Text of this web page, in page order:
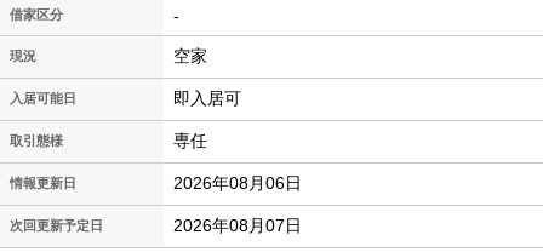
借家区分 -
現況 空家
入居可能日 即入居可
取引態様 専任
情報更新日 2026年08月06日
次回更新予定日 2026年08月07日